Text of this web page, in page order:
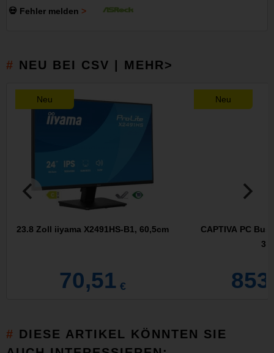
💀 Fehler melden
NEU BEI CSV | MEHR>
Neu
23.8 Zoll iiyama X2491HS-B1, 60,5cm
70,51 €
Neu
CAPTIVA PC
DIESE ARTIKEL KÖNNTEN SIE